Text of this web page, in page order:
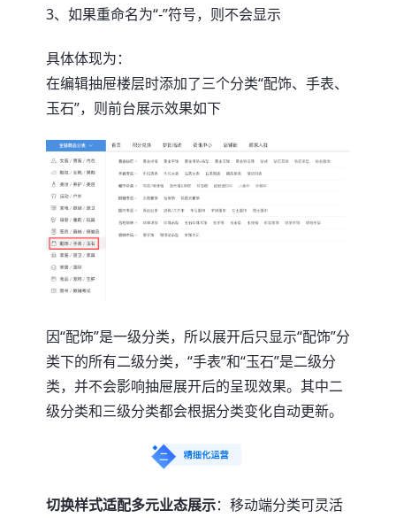
3、如果重命名为“-”符号，则不会显示
具体体现为：
在编辑抽屉楼层时添加了三个分类“配饰、手表、
玉石”，则前台展示效果如下
因“配饰”是一级分类，所以展开后只显示“配饰”分
类下的所有二级分类，“手表”和“玉石”是二级分
类，并不会影响抽屉展开后的呈现效果。其中二
级分类和三级分类都会根据分类变化自动更新。
切换样式适配多元业态展示：移动端分类可灵活